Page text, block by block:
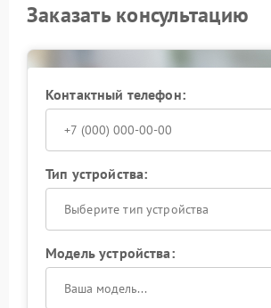
Заказать консультацию
Контактный телефон:
Тип устройства:
Выберите тип устройства
Модель устройства: